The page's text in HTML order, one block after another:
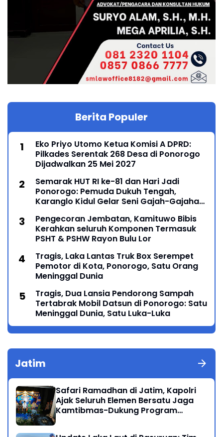
Berita Populer
Eko Priyo Utomo Ketua Komisi A DPRD:
Pilkades Serentak 268 Desa di Ponorogo
Dijadwalkan 25 Mei 2027
Semarak HUT RI ke-81 dan Hari Jadi
Ponorogo: Pemuda Dukuh Tengah,
Karanglo Kidul Gelar Seni Gajah-Gajahan,
Pengecoran Jembatan, Kamituwo Bibis
Kerahkan seluruh Komponen Termasuk
PSHT & PSHW Rayon Bulu Lor
Tragis, Laka Lantas Truk Box Serempet
Pemotor di Kota, Ponorogo, Satu Orang
Meninggal Dunia
Tragis, Dua Lansia Pendorong Sampah
Tertabrak Mobil Datsun di Ponorogo: Satu
Meninggal Dunia, Satu Luka-Luka
Jatim
Safari Ramadhan di Jatim, Kapolri
Ajak Seluruh Elemen Bersatu Jaga
Kamtibmas-Dukung Program